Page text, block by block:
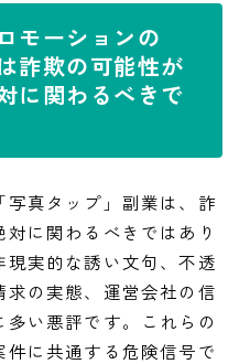
モーションの
詐欺の可能性が
に関わるべきで
真タップ」副業は、詐
に関わるべきではあり
実的な誘い文句、不透
の実態、運営会社の信
い悪評です。これらの
に共通する危険信号で